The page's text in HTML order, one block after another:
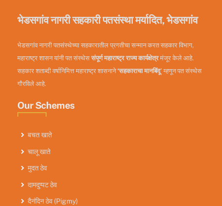
भेडसगांव नागरी सहकारी पतसंस्था मर्यादित, भेडसगांव
भेडसगांव नागरी पतसंस्थेच्या सहकारातील प्रगतीचा सन्मान करत सहकार विभाग,
महाराष्ट्र शासन यांनी पत संस्थेससंपूर्ण महाराष्ट्र राज्य कार्यक्षेत्रमंजूर केले आहे.
सहकार शताब्दी वर्षानिमित्त महाराष्ट्र शासनाने‘सहकाराचा मानबिंदू’ म्हणून पत संस्थेस
गौरविले आहे.
Our Schemes
बचत खाते
चालू खाते
मुदत ठेव
दामदुप्पट ठेव
दैनंदिन ठेव (Pigmy)